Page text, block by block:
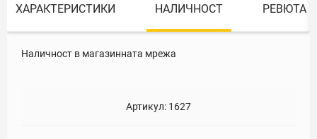
ХАРАКТЕРИСТИКИ НАЛИЧНОСТ РЕВЮТА
Наличност в магазинната мрежа
Артикул: 1627